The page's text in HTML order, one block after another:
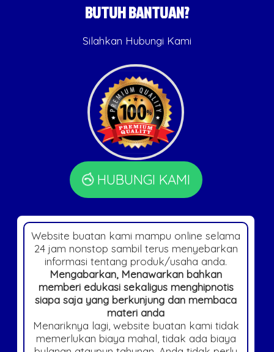
BUTUH BANTUAN?
Silahkan Hubungi Kami
HUBUNGI KAMI
Website buatan kami mampu online selama
24 jam nonstop sambil terus menyebarkan
informasi tentang produk/usaha anda.
Mengabarkan, Menawarkan bahkan
memberi edukasi sekaligus menghipnotis
siapa saja yang berkunjung dan membaca
materi anda
Menariknya lagi, website buatan kami tidak
memerlukan biaya mahal, tidak ada biaya